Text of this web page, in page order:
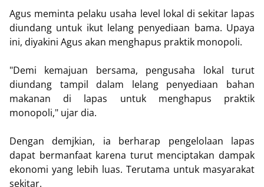
Agus meminta pelaku usaha level lokal di sekitar lapas
diundang untuk ikut lelang penyediaan bama. Upaya
ini, diyakini Agus akan menghapus praktik monopoli.
"Demi kemajuan bersama, pengusaha lokal turut
diundang tampil dalam lelang penyediaan bahan
makanan di lapas untuk menghapus praktik
monopoli," ujar dia.
Dengan demjkian, ia berharap pengelolaan lapas
dapat bermanfaat karena turut menciptakan dampak
ekonomi yang lebih luas. Terutama untuk masyarakat
sekitar.